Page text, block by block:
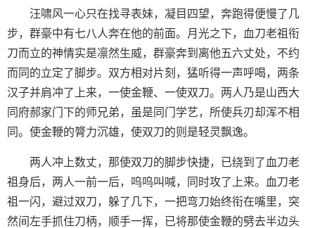
汪啸风一心只在找寻表妹，凝目四望，奔跑得便慢了几
步，群豪中有七八人奔在他的前面。月光之下，血刀老祖衔
刀而立的神情实是凛然生威，群豪奔到离他五六丈处，不约
而同的立定了脚步。双方相对片刻，猛听得一声呼喝，两条
汉子并肩冲了上来，一使金鞭、一使双刀。两人乃是山西大
同府郝家门下的师兄弟，虽是同门学艺，所使兵刃却浑不相
同。使金鞭的膂力沉雄，使双刀的则是轻灵飘逸。
两人冲上数丈，那使双刀的脚步快捷，已绕到了血刀老
祖身后，两人一前一后，呜呜叫喊，同时攻了上来。血刀老
祖一闪，避过双刀，躲了几下，一把弯刀始终衔在嘴里，突
然间左手抓住刀柄，顺手一挥，已将那使金鞭的劈去半边头